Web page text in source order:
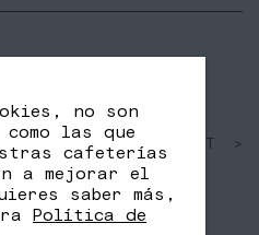
TW
NEXT >
no son
las que
cafeterías
a mejorar el
saber más,
Política de